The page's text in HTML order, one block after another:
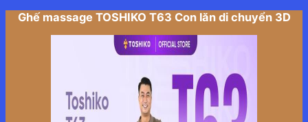
Ghế massage TOSHIKO T63 Con lăn di chuyển 3D